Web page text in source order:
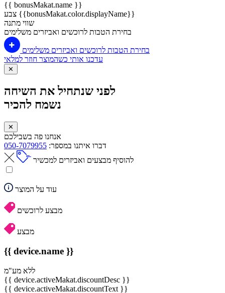
{{ bonusMakat.name }}
צבע {{bonusMakat.color.displayName}}
שווי מתנה
בחירת הטבות לרוכשים ואביזרים משלימים
בחירת הטבות לרוכשים ואביזרים משלימים
עדכנו אותי כשהמוצר חוזר למלאי
✕
לפני שנתחיל את השיחה
נשמח להכיר
✕
אנחנו פה בשבילכם
דברו איתנו במספר: 050-7079955
להוסיף מבצעים ואביזרים למכשיר
עוד על המוצר
מבצע לרוכשים
מבצע
{{ device.name }}
ללא מע"מ
{{ device.activeMakat.discountDesc }}
{{ device.activeMakat.discountText }}